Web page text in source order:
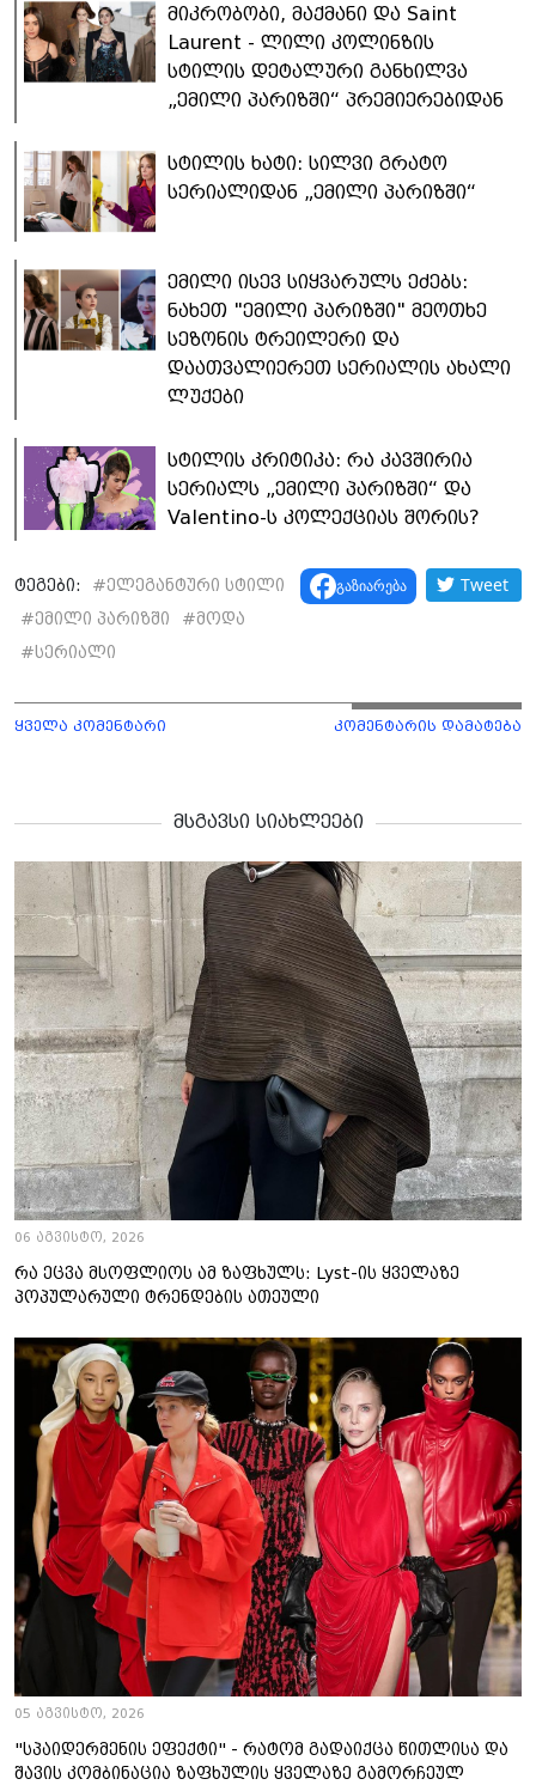
მიკრობობი, მაქმანი და Saint
Laurent - ლილი კოლინზის
სტილის დეტალური განხილვა
„ემილი პარიზში“ პრემიერებიდან
სტილის ხატი: სილვი გრატო
სერიალიდან „ემილი პარიზში“
ემილი ისევ სიყვარულს ეძებს:
ნახეთ "ემილი პარიზში" მეოთხე
სეზონის ტრეილერი და
დაათვალიერეთ სერიალის ახალი
ლუქები
სტილის კრიტიკა: რა კავშირია
სერიალს „ემილი პარიზში“ და
Valentino-ს კოლექციას შორის?
ტეგები: #ელეგანტური სტილი
#ემილი პარიზში #მოდა
#სერიალი
გაზიარება Tweet
ყველა კომენტარი კომენტარის დამატება
მსგავსი სიახლეები
06 აგვისტო, 2026
რა ეცვა მსოფლიოს ამ ზაფხულს: Lyst-ის ყველაზე
პოპულარული ტრენდების ათეული
05 აგვისტო, 2026
"სპაიდერმენის ეფექტი" - რატომ გადაიქცა წითლისა და
შავის კომბინაცია ზაფხულის ყველაზე გამორჩეულ